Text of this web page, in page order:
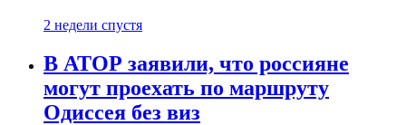
2 недели спустя
В АТОР заявили, что россияне
могут проехать по маршруту
Одиссея без виз